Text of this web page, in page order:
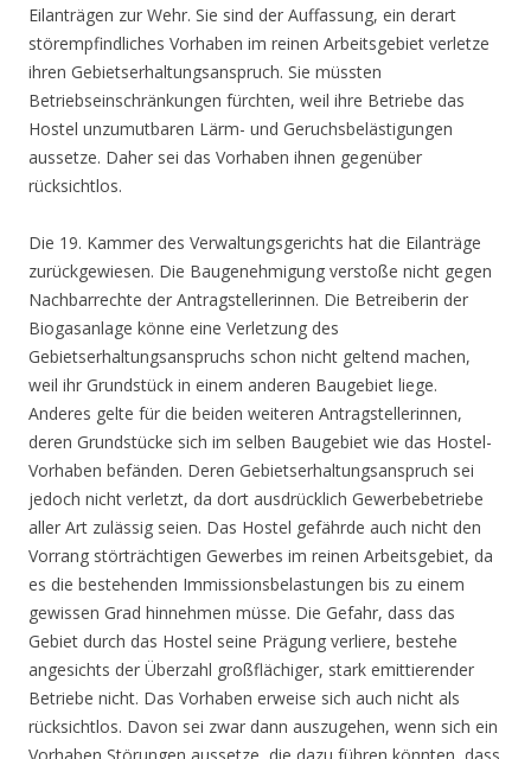
Eilanträgen zur Wehr. Sie sind der Auffassung, ein derart
störempfindliches Vorhaben im reinen Arbeitsgebiet verletze
ihren Gebietserhaltungsanspruch. Sie müssten
Betriebseinschränkungen fürchten, weil ihre Betriebe das
Hostel unzumutbaren Lärm- und Geruchsbelästigungen
aussetze. Daher sei das Vorhaben ihnen gegenüber
rücksichtlos.
Die 19. Kammer des Verwaltungsgerichts hat die Eilanträge
zurückgewiesen. Die Baugenehmigung verstoße nicht gegen
Nachbarrechte der Antragstellerinnen. Die Betreiberin der
Biogasanlage könne eine Verletzung des
Gebietserhaltungsanspruchs schon nicht geltend machen,
weil ihr Grundstück in einem anderen Baugebiet liege.
Anderes gelte für die beiden weiteren Antragstellerinnen,
deren Grundstücke sich im selben Baugebiet wie das Hostel-
Vorhaben befänden. Deren Gebietserhaltungsanspruch sei
jedoch nicht verletzt, da dort ausdrücklich Gewerbebetriebe
aller Art zulässig seien. Das Hostel gefährde auch nicht den
Vorrang störträchtigen Gewerbes im reinen Arbeitsgebiet, da
es die bestehenden Immissionsbelastungen bis zu einem
gewissen Grad hinnehmen müsse. Die Gefahr, dass das
Gebiet durch das Hostel seine Prägung verliere, bestehe
angesichts der Überzahl großflächiger, stark emittierender
Betriebe nicht. Das Vorhaben erweise sich auch nicht als
rücksichtlos. Davon sei zwar dann auszugehen, wenn sich ein